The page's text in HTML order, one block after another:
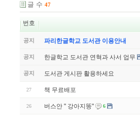
글 수 47
번호
공지 파리한글학교 도서관 이용안내
공지 한글학교 도서관 연혁과 사서 업무
공지 도서관 게시판 활용하세요
27 책 무료배포
26 버스안 " 강아지똥" 6